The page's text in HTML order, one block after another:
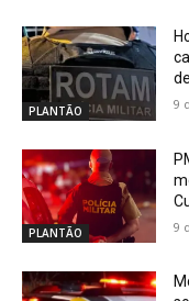
PLANTÃO 9
PLANTÃO 9